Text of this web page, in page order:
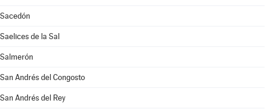
Sacedón
Saelices de la Sal
Salmerón
San Andrés del Congosto
San Andrés del Rey